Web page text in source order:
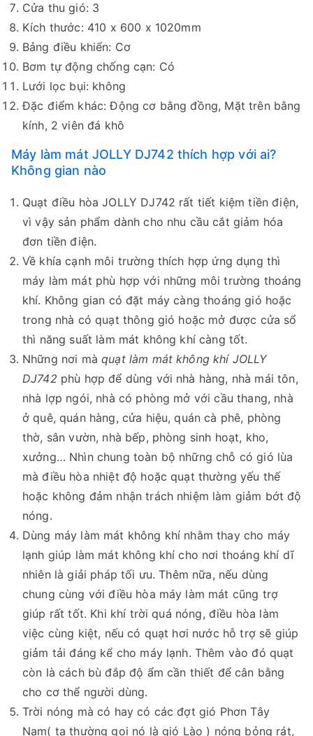
Cửa thu gió: 3
Kích thước: 410 x 600 x 1020mm
Bảng điều khiển: Cơ
Bơm tự động chống cạn: Có
Lưới lọc bụi: không
Đặc điểm khác: Động cơ bằng đồng, Mặt trên bằng
kính, 2 viên đá khô
Máy làm mát JOLLY DJ742 thích hợp với ai?
Không gian nào
Quạt điều hòa JOLLY DJ742 rất tiết kiệm tiền điện,
vì vậy sản phẩm dành cho nhu cầu cắt giảm hóa
đơn tiền điện.
Về khía cạnh môi trường thích hợp ứng dụng thì
máy làm mát phù hợp với những môi trường thoáng
khí. Không gian có đặt máy càng thoáng gió hoặc
trong nhà có quạt thông gió hoặc mở được cửa sổ
thì năng suất làm mát không khí càng tốt.
Những nơi màquạt làm mát không khí JOLLY
DJ742 phù hợp để dùng với nhà hàng, nhà mái tôn,
nhà lợp ngói, nhà có phòng mở với cầu thang, nhà
ở quê, quán hàng, cửa hiệu, quán cà phê, phòng
thờ, sân vườn, nhà bếp, phòng sinh hoạt, kho,
xưởng… Nhìn chung toàn bộ những chỗ có gió lùa
mà điều hòa nhiệt độ hoặc quạt thường yếu thế
hoặc không đảm nhận trách nhiệm làm giảm bớt độ
nóng.
Dùng máy làm mát không khí nhằm thay cho máy
lạnh giúp làm mát không khí cho nơi thoáng khí dĩ
nhiên là giải pháp tối ưu. Thêm nữa, nếu dùng
chung cùng với điều hòa máy làm mát cũng trợ
giúp rất tốt. Khi khí trời quá nóng, điều hòa làm
việc cùng kiệt, nếu có quạt hơi nước hỗ trợ sẽ giúp
giảm tải đáng kể cho máy lạnh. Thêm vào đó quạt
còn là cách bù đắp độ ẩm cần thiết để cân bằng
cho cơ thể người dùng.
Trời nóng mà có hay có các đợt gió Phơn Tây
Nam( ta thường gọi nó là gió Lào ) nóng bỏng rát,